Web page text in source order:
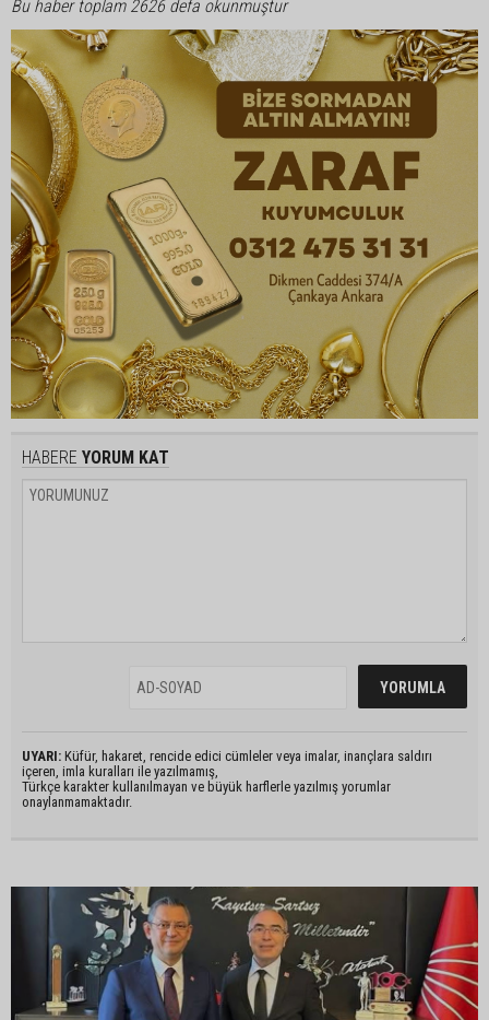
Bu haber toplam 2626 defa okunmuştur
HABERE YORUM KAT
UYARI: Küfür, hakaret, rencide edici cümleler veya imalar, inançlara saldırı
içeren, imla kuralları ile yazılmamış,
Türkçe karakter kullanılmayan ve büyük harflerle yazılmış yorumlar
onaylanmamaktadır.